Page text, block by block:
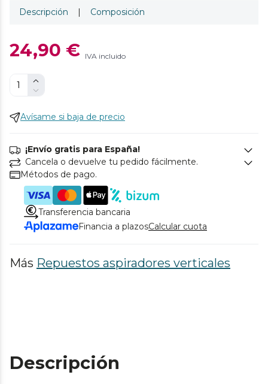
Descripción | Composición
24,90 € IVA incluido
Avísame si baja de precio
¡Envío gratis para España!
Cancela o devuelve tu pedido fácilmente.
Métodos de pago.
Transferencia bancaria
Financia a plazosCalcular cuota
Más Repuestos aspiradores verticales
Descripción